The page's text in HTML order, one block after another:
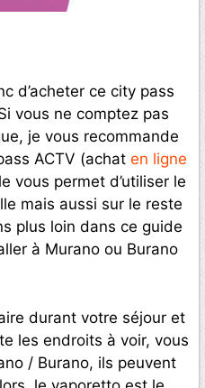
d’acheter ce city pass
vous ne comptez pas
je vous recommande
ACTV (achat en ligne
vous permet d’utiliser le
mais aussi sur le reste
plus loin dans ce guide
à Murano ou Burano
durant votre séjour et
les endroits à voir, vous
/ Burano, ils peuvent